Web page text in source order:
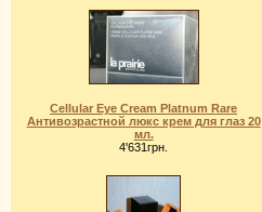
Cellular Eye Cream Platnum Rare
Антивозрастной люкс крем для глаз 20
мл.
4'631грн.